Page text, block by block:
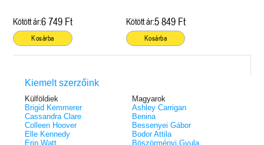
Kötött ár:6 749 Ft
Kosárba
Kötött ár:5 849 Ft
Kosárba
Kiemelt szerzőink
Külföldiek
Brigid Kemmerer
Cassandra Clare
Colleen Hoover
Elle Kennedy
Erin Watt
Magyarok
Ashley Carrigan
Benina
Bessenyei Gábor
Bodor Attila
Böszörményi Gyula